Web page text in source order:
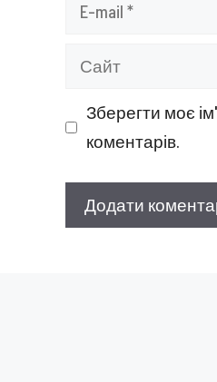
Сайт
Зберегти моє
коментарів.